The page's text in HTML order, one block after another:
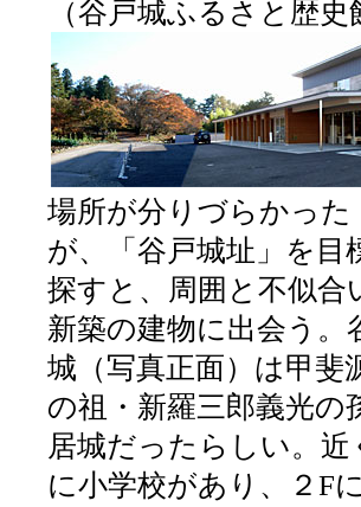
（谷戸城ふるさと歴史
場所が分りづらかった
が、「谷戸城址」を目
探すと、周囲と不似合
新築の建物に出会う。
城（写真正面）は甲斐
の祖・新羅三郎義光の
居城だったらしい。近
に小学校があり、２F